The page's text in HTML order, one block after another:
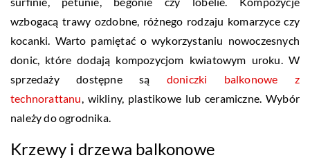
wzbogacą trawy ozdobne, różnego rodzaju komarzyce czy
kocanki. Warto pamiętać o wykorzystaniu nowoczesnych
donic, które dodają kompozycjom kwiatowym uroku. W
sprzedaży dostępne są doniczki balkonowe z
technorattanu, wikliny, plastikowe lub ceramiczne. Wybór
należy do ogrodnika.
Krzewy i drzewa balkonowe